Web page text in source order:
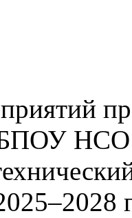
НСО